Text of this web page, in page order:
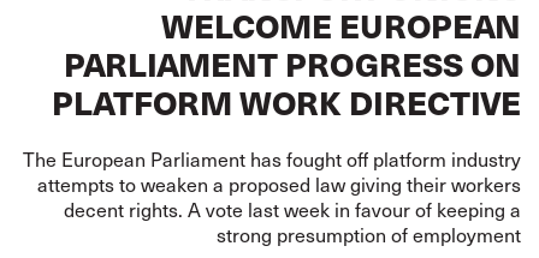
WELCOME EUROPEAN
PARLIAMENT PROGRESS ON
PLATFORM WORK DIRECTIVE
The European Parliament has fought off platform industry
attempts to weaken a proposed law giving their workers
decent rights. A vote last week in favour of keeping a
strong presumption of employment